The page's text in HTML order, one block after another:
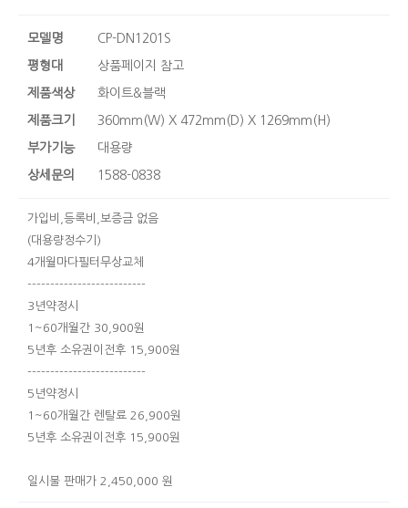
모델명 CP-DN1201S
평형대 상품페이지 참고
제품색상 화이트&블랙
제품크기 360mm(W) X 472mm(D) X 1269mm(H)
부가기능 대용량
상세문의 1588-0838
가입비,등록비,보증금 없음
(대용량정수기)
4개월마다필터무상교체
--------------------------
3년약정시
1~60개월간 30,900원
5년후 소유권이전후 15,900원
--------------------------
5년약정시
1~60개월간 렌탈료 26,900원
5년후 소유권이전후 15,900원
일시불 판매가 2,450,000 원